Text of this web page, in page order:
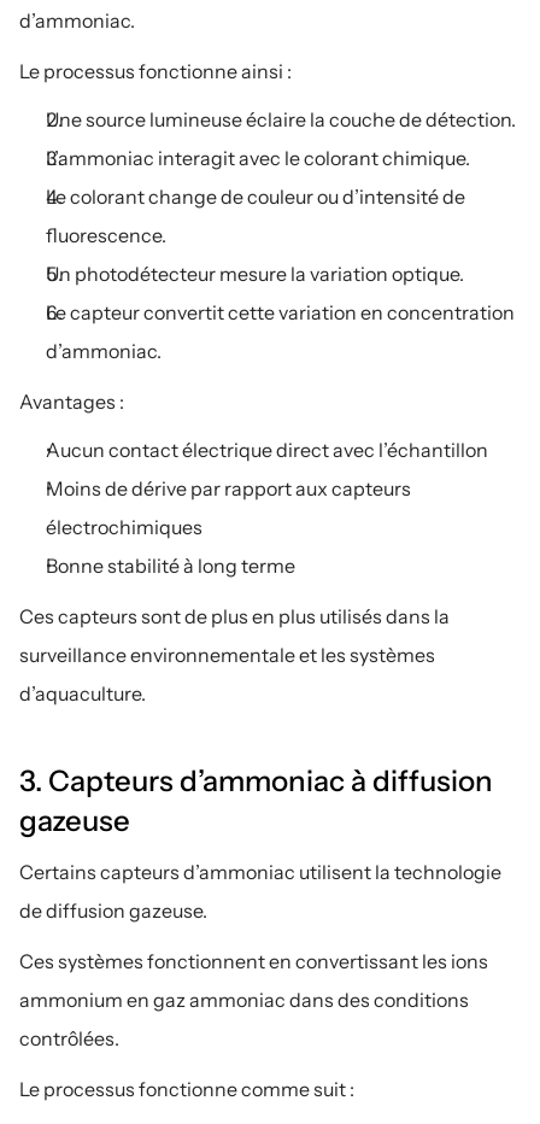
d’ammoniac.
Le processus fonctionne ainsi :
Une source lumineuse éclaire la couche de détection.
L’ammoniac interagit avec le colorant chimique.
Le colorant change de couleur ou d’intensité de
fluorescence.
Un photodétecteur mesure la variation optique.
Le capteur convertit cette variation en concentration
d’ammoniac.
Avantages :
Aucun contact électrique direct avec l’échantillon
Moins de dérive par rapport aux capteurs
électrochimiques
Bonne stabilité à long terme
Ces capteurs sont de plus en plus utilisés dans la
surveillance environnementale et les systèmes
d’aquaculture.
3. Capteurs d’ammoniac à diffusion
gazeuse
Certains capteurs d’ammoniac utilisent la technologie
de diffusion gazeuse.
Ces systèmes fonctionnent en convertissant les ions
ammonium en gaz ammoniac dans des conditions
contrôlées.
Le processus fonctionne comme suit :